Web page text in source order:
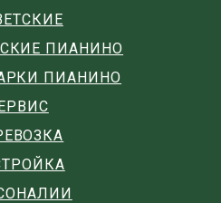
ПИАНИНО
ПИАНИНО